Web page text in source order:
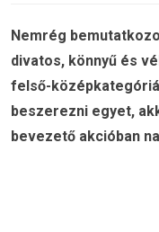
Nemrég
divatos, könnyű és
felső-
beszerezni egyet,
bevezető akcióban